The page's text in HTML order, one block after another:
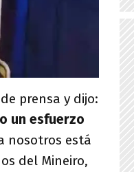
prensa y dijo:
un esfuerzo
nosotros está
del Mineiro,